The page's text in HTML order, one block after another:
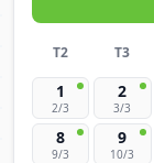
T2 T3
1
2/3
2
3/3
8
9/3
9
10/3